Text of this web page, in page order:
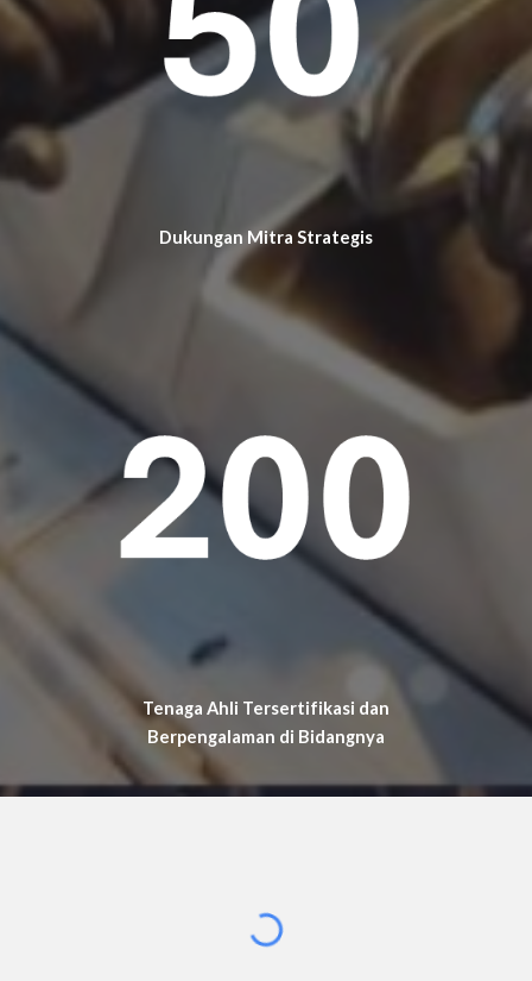
Dukungan Mitra Strategis
Tenaga Ahli Tersertifikasi dan
Berpengalaman di Bidangnya